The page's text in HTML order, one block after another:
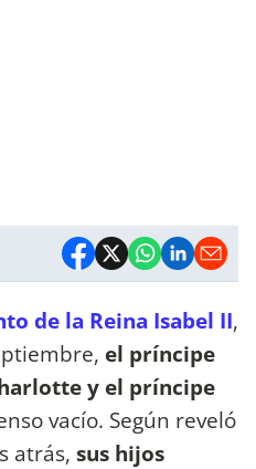
de la Reina Isabel II,
el príncipe
y el príncipe
vacío. Según reveló
atrás, sus hijos